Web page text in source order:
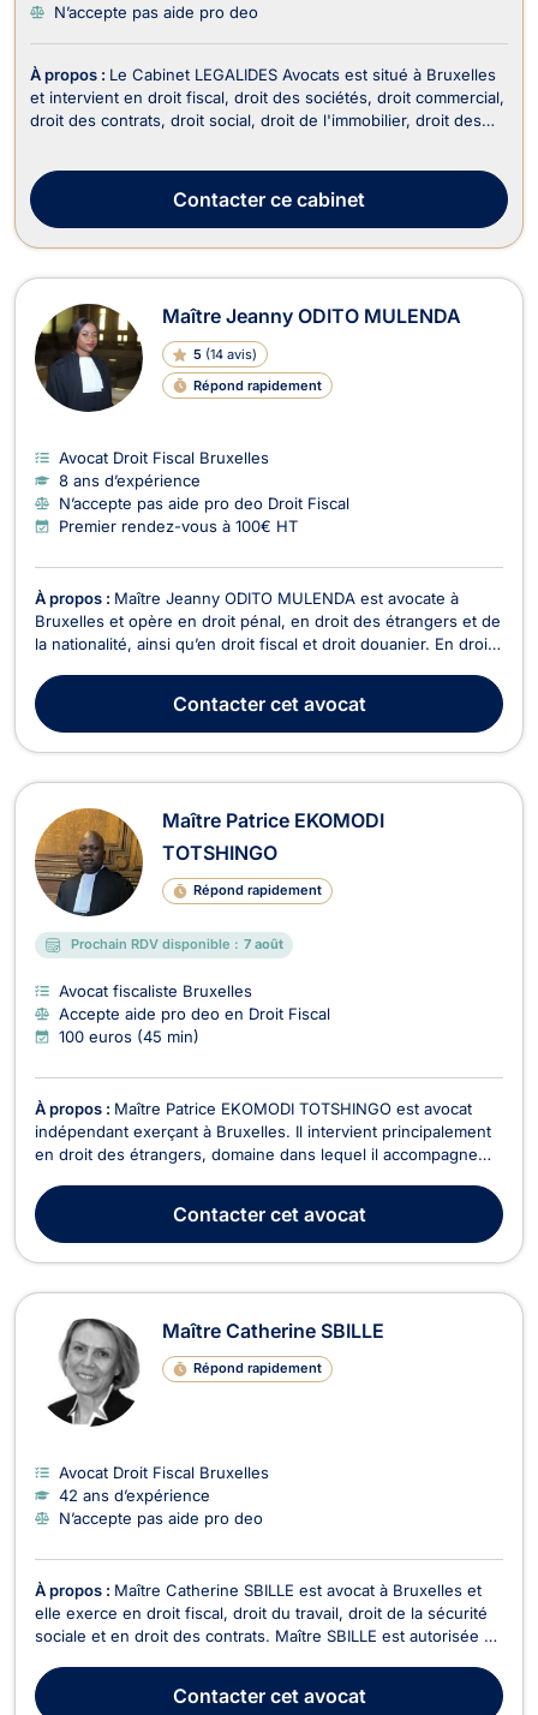
N’accepte pas aide pro deo
À propos : Le Cabinet LEGALIDES Avocats est situé à Bruxelles
et intervient en droit fiscal, droit des sociétés, droit commercial,
droit des contrats, droit social, droit de l'immobilier, droit des
vous per...
Contacter ce cabinet
Maître Jeanny ODITO MULENDA
5 (14 avis)
Répond rapidement
Avocat Droit Fiscal Bruxelles
8 ans d’expérience
N’accepte pas aide pro deo Droit Fiscal
Premier rendez-vous à 100€ HT
À propos : Maître Jeanny ODITO MULENDA est avocate à
Bruxelles et opère en droit pénal, en droit des étrangers et de
la nationalité, ainsi qu’en droit fiscal et droit douanier. En droit
constituer partie civile suite à une infraction pénale subie
(cambriolage, agression, escroquerie…...
Contactercet avocat
Maître Patrice EKOMODI
TOTSHINGO
Répond rapidement
Prochain RDV disponible : 7 août
Avocat fiscaliste Bruxelles
Accepte aide pro deo en Droit Fiscal
100 euros (45 min)
À propos : Maître Patrice EKOMODI TOTSHINGO est avocat
indépendant exerçant à Bruxelles. Il intervient principalement
en droit des étrangers, domaine dans lequel il accompagne
d’immigration et de mobilité en Belgique. Son activité est
centrée sur les situations qui exigent à la fo...
Contactercet avocat
Maître Catherine SBILLE
Répond rapidement
Avocat Droit Fiscal Bruxelles
42 ans d’expérience
N’accepte pas aide pro deo
À propos : Maître Catherine SBILLE est avocat à Bruxelles et
elle exerce en droit fiscal, droit du travail, droit de la sécurité
sociale et en droit des contrats. Maître SBILLE est autorisée à
Conseil de l'Ordre du barreau de Bruxelles. Elle intervient sur
des questions de...Contactercet avocat